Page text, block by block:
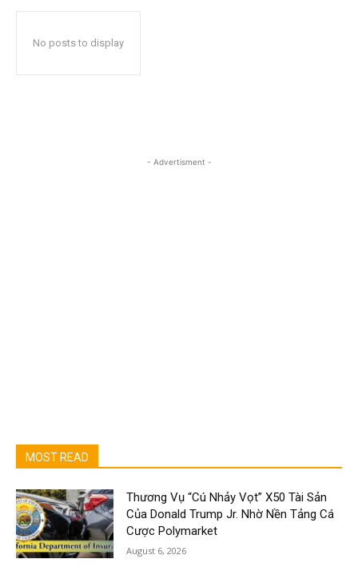
No posts to display
- Advertisment -
MOST READ
Thương Vụ “Cú Nhảy Vọt” X50 Tài Sản
Của Donald Trump Jr. Nhờ Nền Tảng Cá
Cược Polymarket
August 6, 2026